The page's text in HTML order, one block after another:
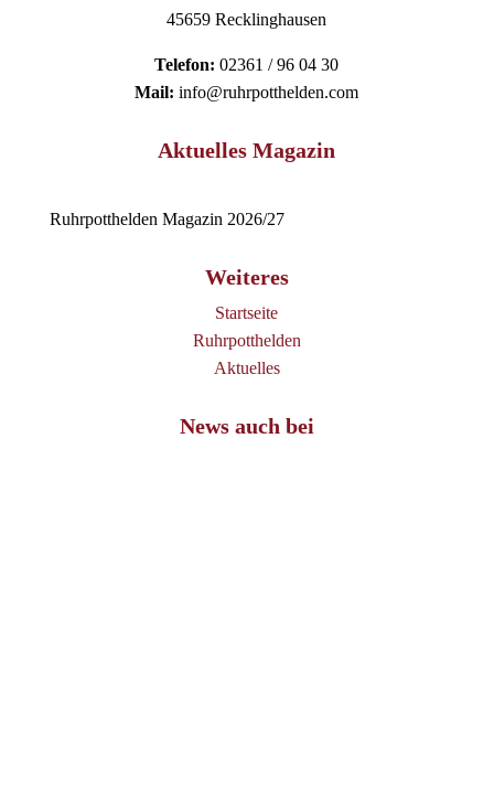
45659 Recklinghausen
Telefon: 02361 / 96 04 30
Mail: info@ruhrpotthelden.com
Aktuelles Magazin
Ruhrpotthelden Magazin 2026/27
Weiteres
Startseite
Ruhrpotthelden
Aktuelles
News auch bei